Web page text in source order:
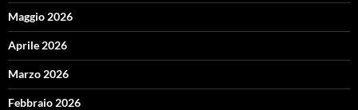
Maggio 2026
Aprile 2026
Marzo 2026
Febbraio 2026